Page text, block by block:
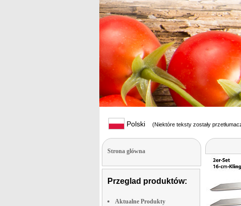
Polski (Niektóre teksty zostały
Strona glówna
Przeglad produktów:
Aktualne Produkty